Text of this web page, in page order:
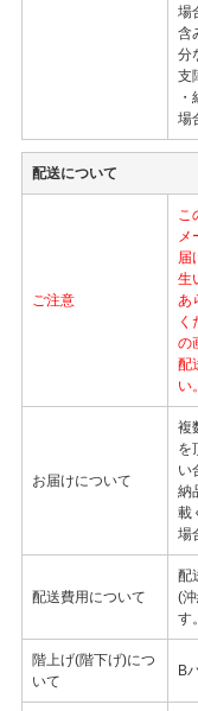
場
含
分
支
場
配送について
ご注意
こ
メ
届
生
あ
く
の
配
い。
お届けについて
複
を
い
納
載
場
配送費用について
配
(
す
階上げ(階下げ)につ
いて
B